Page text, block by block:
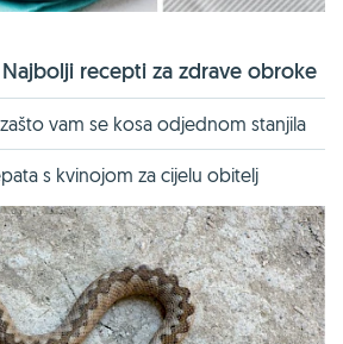
recepti za zdrave obroke
vam se kosa odjednom stanjila
s kvinojom za cijelu obitelj